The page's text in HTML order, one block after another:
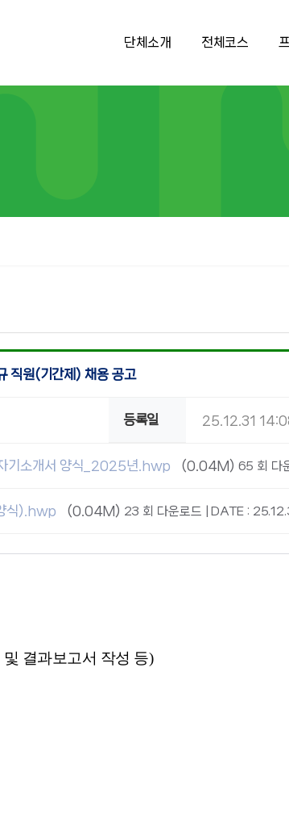
단체소개 전체코스
직원(기간제) 채용 공고
등록일 25.12.31
기소개서 양식_2025년.hwp (0.04M) 65 회 다
식).hwp (0.04M) 23 회 다운로드 | DATE :
결과보고서 작성 등)